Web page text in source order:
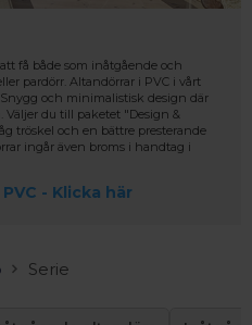
få både som inåtgående och
pardörr. Altandörrar i PVC i vårt
och minimalistisk design där
du till paketet "Design &
tröskel och en bättre presterande
ingår även broms i handtag i
- Klicka här
Serie